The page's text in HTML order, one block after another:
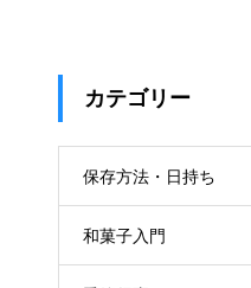
カテゴリー
保存方法・日持ち
和菓子入門